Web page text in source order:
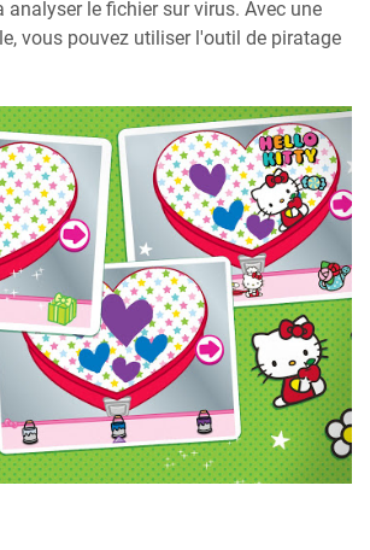
analyser le fichier sur virus. Avec une
vous pouvez utiliser l'outil de piratage